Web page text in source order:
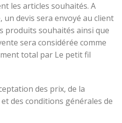
les articles souhaités. A
un devis sera envoyé au client
produits souhaités ainsi que
sera considérée comme
total par Le petit fil
des prix, de la
des conditions générales de